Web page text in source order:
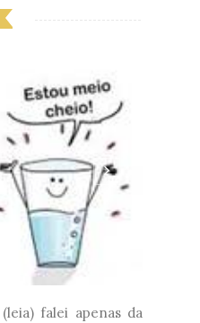
falei apenas da